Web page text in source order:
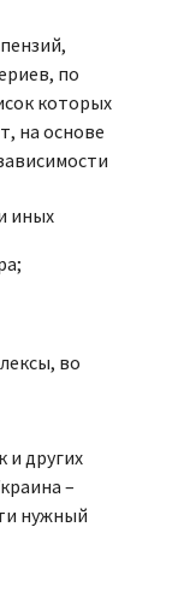
по
которых
на основе
иных
во
и других
–
нужный